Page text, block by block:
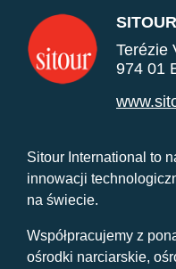
Terézie
974 01
Sitour International to
innowacji
na świecie.
Współpracujemy z
ośrodki narciarskie,